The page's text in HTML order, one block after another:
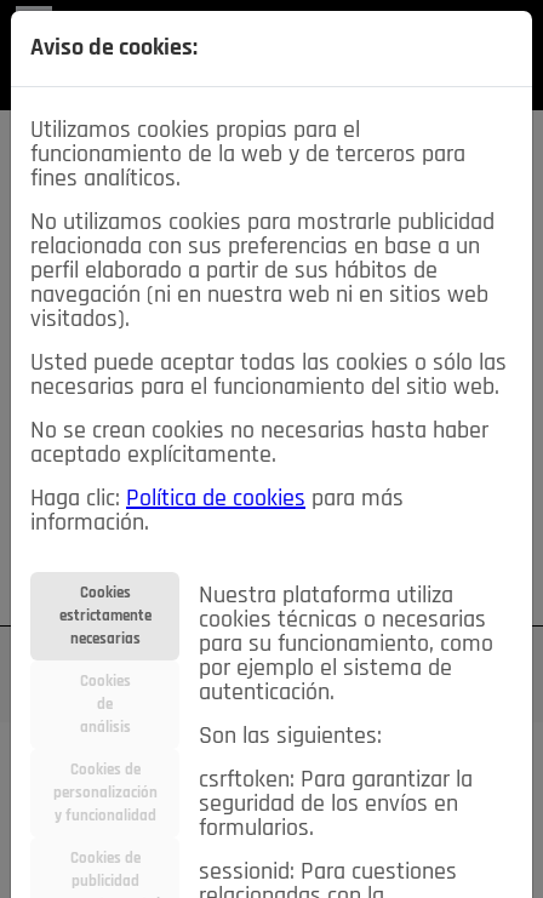
SECCIONES
descarga esta
REVISTA
≡NOTICIAS
NOTICIAS SERVICIOS DE INTERÉS
TABLÓN DE ANUNCIOS MIS ANUNCIOS CONTACTO
NOSOTROS
Su cuenta Regístrese ¿Olvidó su contraseña?
Aviso de cookies:
Utilizamos cookies propias para el
funcionamiento de la web y de terceros para
fines analíticos.
No utilizamos cookies para mostrarle publicidad
relacionada con sus preferencias en base a un
perfil elaborado a partir de sus hábitos de
navegación (ni en nuestra web ni en sitios web
visitados).
Usted puede aceptar todas las cookies o sólo las
necesarias para el funcionamiento del sitio web.
No se crean cookies no necesarias hasta haber
aceptado explícitamente.
Haga clic: Política de cookies para más
información.
Cookies
estrictamente
necesarias
Cookies
de
análisis
Cookies de
personalización
y funcionalidad
Cookies de
publicidad
Nuestra plataforma utiliza
cookies técnicas o necesarias
para su funcionamiento, como
por ejemplo el sistema de
autenticación.
Son las siguientes:
csrftoken: Para garantizar la
seguridad de los envíos en
formularios.
sessionid: Para cuestiones